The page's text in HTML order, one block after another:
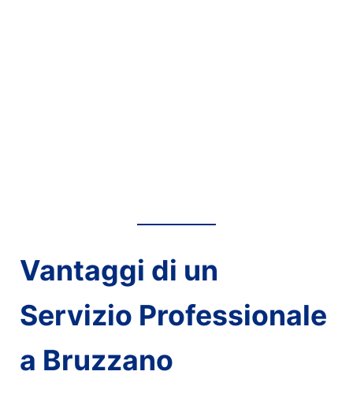
Vantaggi di un
Servizio Professionale
a Bruzzano